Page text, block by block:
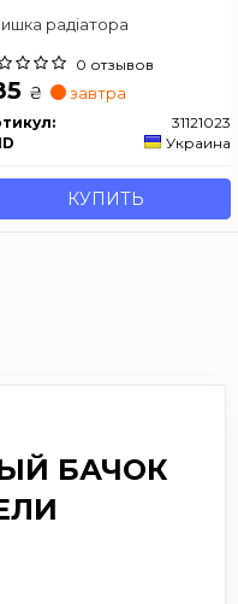
радіатора
0 отзывов
₴ завтра
31121023
Украина
КУПИТЬ
БАЧОК